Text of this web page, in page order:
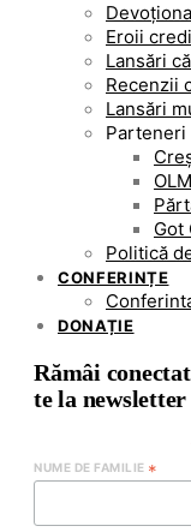
Eroii
Lansări
Recenzii
Lansări
Parteneri
Got
Politică
CONFERINȚE
DONAȚIE
Rămâi
te la newsletter
NUME DE FAMILIE *